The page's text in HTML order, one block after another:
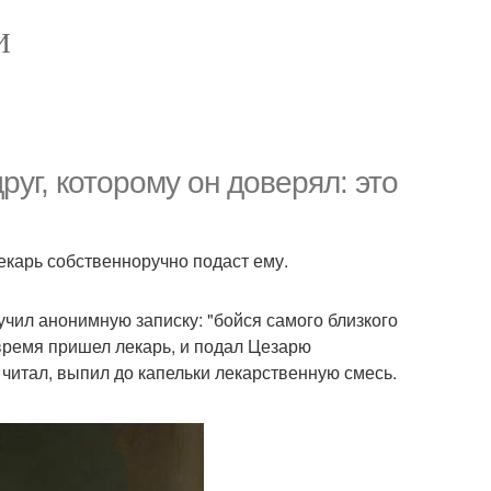
которому он доверял: это
собственноручно подаст ему.
анонимную записку: "бойся самого близкого
пришел лекарь, и подал Цезарю
выпил до капельки лекарственную смесь.